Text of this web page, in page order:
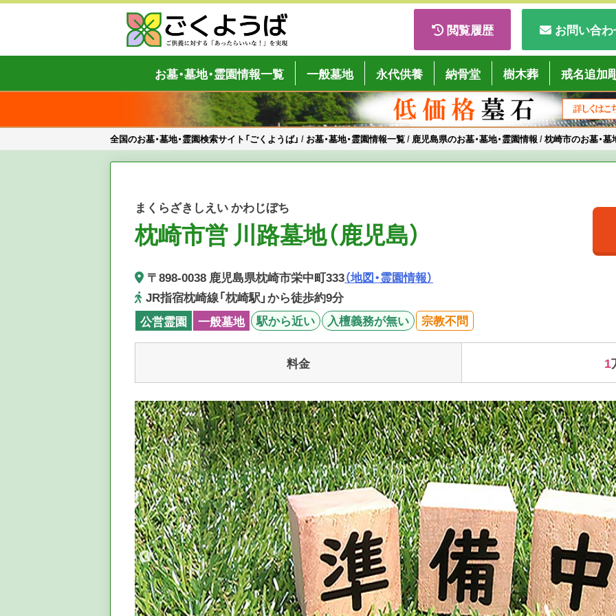
Skip
全国のお墓・墓地・霊園検索サイト「ごくようば」
ご供養をもっと身近に
閲覧履歴 お問い合
お墓・墓地・霊園情報一覧 一般墓地 永代供養 納骨堂 樹木葬 戒名追加
全国のお墓・墓地・霊園検索サイト「ごくようば」 / お墓・墓地・霊園情報一覧/ 鹿児島県のお墓・墓地・霊園情報 /枕崎市のお墓・墓
まくらざきしえい かわじぼち
枕崎市営 川路墓地（鹿児島）
〒898-0038 鹿児島県枕崎市栄中町333（地図・霊園情報）
JR指宿枕崎線「枕崎駅」から徒歩約9分
公営霊園
一般墓地 駅から近い 入檀義務が無い 宗教不問
料金 1